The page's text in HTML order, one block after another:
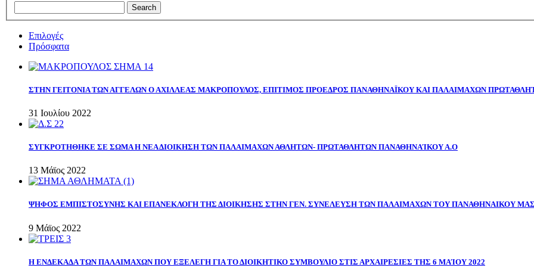
Επιλογές
Πρόσφατα
ΣΤΗΝ ΓΕΙΤΟΝΙΑ ΤΩΝ ΑΓΓΕΛΩΝ Ο ΑΧΙΛΛΕΑΣ ΜΑΚΡΟΠΟΥΛΟΣ, ΕΠΙΤΙΜΟΣ ΠΡΟΕΔΡΟΣ ΠΑΝΑΘΗΝΑΪΚΟΥ ΚΑΙ ΠΑΛΑΙΜΑΧΩΝ
31 Ιουλίου 2022
ΣΥΓΚΡΟΤΗΘΗΚΕ ΣΕ ΣΩΜΑ Η ΝΕΑ ΔΙΟΙΚΗΣΗ ΤΩΝ ΠΑΛΑΙΜΑΧΩΝ ΑΘΛΗΤΩΝ- ΠΡΩΤΑΘΛΗΤΩΝ ΠΑΝΑΘΗΝΑΊΚΟΥ Α.Ο
13 Μάϊος 2022
ΨΗΦΟΣ ΕΜΠΙΣΤΟΣΥΝΗΣ ΚΑΙ ΕΠΑΝΕΚΛΟΓΗ ΤΗΣ ΔΙΟΙΚΗΣΗΣ ΣΤΗΝ ΓΕΝ. ΣΥΝΕΛΕΥΣΗ ΤΩΝ ΠΑΛΑΙΜΑΧΩΝ ΤΟΥ ΠΑΝΑΘΗΝΑΙΚΟΥ ΜΑΣ
9 Μάϊος 2022
Η ΕΝΔΕΚΑΔΑ ΤΩΝ ΠΑΛΑΙΜΑΧΩΝ ΠΟΥ ΕΞΕΛΕΓΗ ΓΙΑ ΤΟ ΔΙΟΙΚΗΤΙΚΟ ΣΥΜΒΟΥΛΙΟ ΣΤΙΣ ΑΡΧΑΙΡΕΣΙΕΣ ΤΗΣ 6 ΜΑΊΟΥ 2022